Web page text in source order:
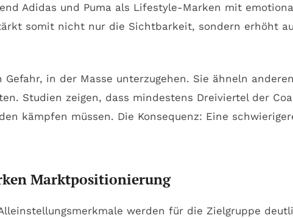
Adidas und Puma als Lifestyle-Marken mit
somit nicht nur die Sichtbarkeit, sondern erhöht
in der Masse unterzugehen. Sie ähneln
Studien zeigen, dass mindestens Dreiviertel der
kämpfen müssen. Die Konsequenz: Eine
Marktpositionierung
werden für die Zielgruppe